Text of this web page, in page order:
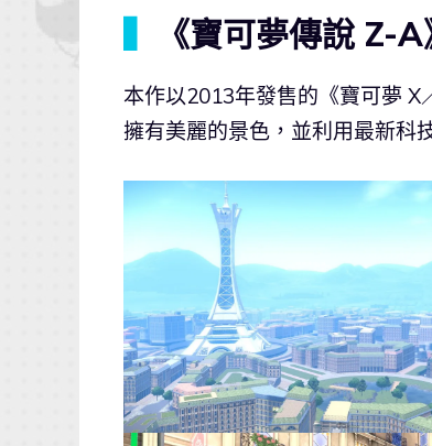
《寶可夢傳說 Z-
本作以2013年發售的《寶可夢 X
擁有美麗的景色，並利用最新科